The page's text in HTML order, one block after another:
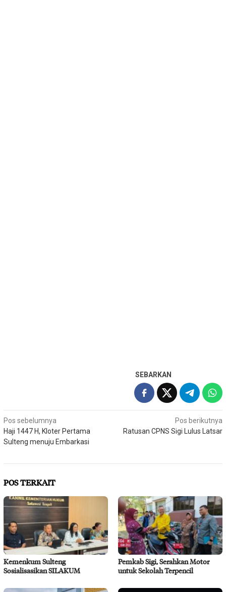
SEBARKAN
Navigasi
pos
Pos sebelumnya
Haji 1447 H, Kloter Pertama
Sulteng menuju Embarkasi
Pos berikutnya
Ratusan CPNS Sigi Lulus Latsar
POS TERKAIT
Kemenkum Sulteng
Sosialisasikan SILAKUM
Pemkab Sigi, Serahkan Motor
untuk Sekolah Terpencil